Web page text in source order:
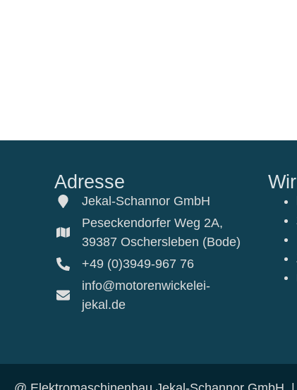
Adresse
Jekal-Schannor GmbH
Peseckendorfer Weg 2A,
39387 Oschersleben (Bode)
+49 (0)3949-967 76
info@motorenwickelei-
jekal.de